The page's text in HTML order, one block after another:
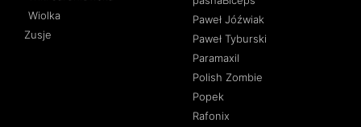
Wiolka
Zusje
Paweł Jóźwiak
Paweł Tyburski
Paramaxil
Polish Zombie
Popek
Rafonix